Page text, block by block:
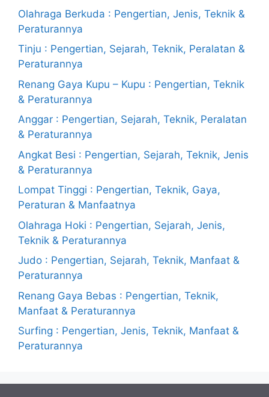
Olahraga Berkuda : Pengertian, Jenis, Teknik &
Peraturannya
Tinju : Pengertian, Sejarah, Teknik, Peralatan &
Peraturannya
Renang Gaya Kupu – Kupu : Pengertian, Teknik
& Peraturannya
Anggar : Pengertian, Sejarah, Teknik, Peralatan
& Peraturannya
Angkat Besi : Pengertian, Sejarah, Teknik, Jenis
& Peraturannya
Lompat Tinggi : Pengertian, Teknik, Gaya,
Peraturan & Manfaatnya
Olahraga Hoki : Pengertian, Sejarah, Jenis,
Teknik & Peraturannya
Judo : Pengertian, Sejarah, Teknik, Manfaat &
Peraturannya
Renang Gaya Bebas : Pengertian, Teknik,
Manfaat & Peraturannya
Surfing : Pengertian, Jenis, Teknik, Manfaat &
Peraturannya